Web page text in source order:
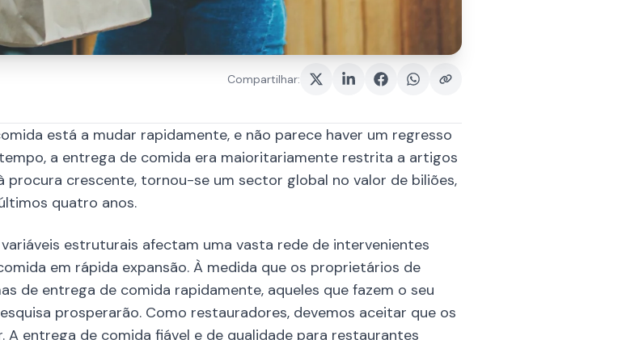
Compartilhar:
está a mudar rapidamente, e não parece haver um regresso
a entrega de comida era maioritariamente restrita a artigos
procura crescente, tornou-se um sector global no valor de biliões,
quatro anos.
estruturais afectam uma vasta rede de intervenientes
em rápida expansão. À medida que os proprietários de
de entrega de comida rapidamente, aqueles que fazem o seu
prosperarão. Como restauradores, devemos aceitar que os
A entrega de comida fiável e de qualidade para restaurantes